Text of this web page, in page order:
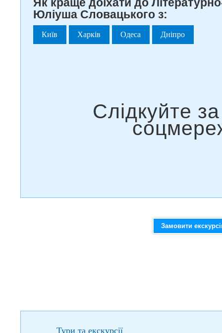
Юліуша Словацького з:
Київ Харків Одеса Дніпро
Замовити
Тури та екскурсії